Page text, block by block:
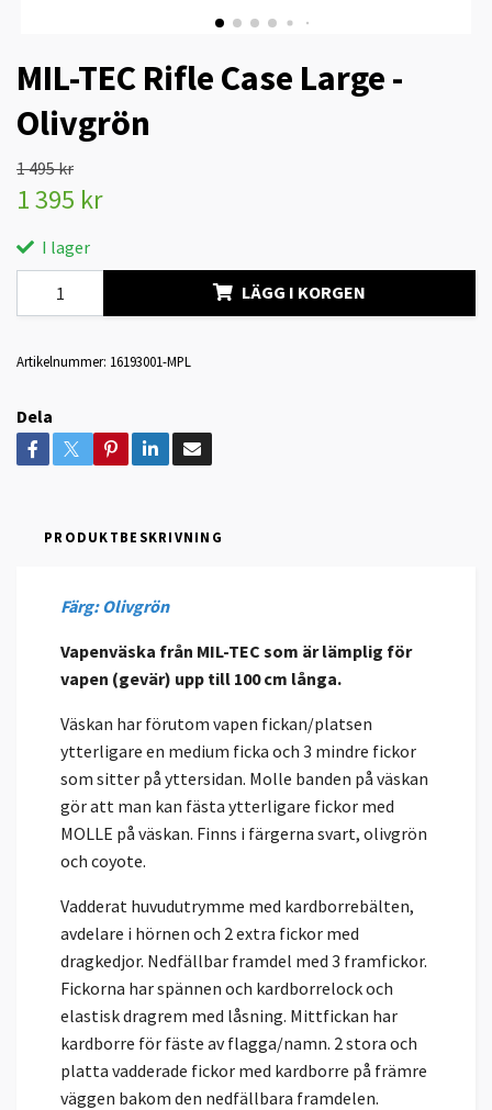
MIL-TEC Rifle Case Large -
Olivgrön
1 495 kr
1 395 kr
I lager
LÄGG I KORGEN
Artikelnummer: 16193001-MPL
Dela
PRODUKTBESKRIVNING
Färg: Olivgrön
Vapenväska från MIL-TEC som är lämplig för
vapen (gevär) upp till 100 cm långa.
Väskan har förutom vapen fickan/platsen
ytterligare en medium ficka och 3 mindre fickor
som sitter på yttersidan. Molle banden på väskan
gör att man kan fästa ytterligare fickor med
MOLLE på väskan. Finns i färgerna svart, olivgrön
och coyote.
Vadderat huvudutrymme med kardborrebälten,
avdelare i hörnen och 2 extra fickor med
dragkedjor. Nedfällbar framdel med 3 framfickor.
Fickorna har spännen och kardborrelock och
elastisk dragrem med låsning. Mittfickan har
kardborre för fäste av flagga/namn. 2 stora och
platta vadderade fickor med kardborre på främre
väggen bakom den nedfällbara framdelen.